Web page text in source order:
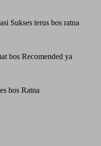
Sukses terus bos ratna
bos Recomended ya
bos Ratna